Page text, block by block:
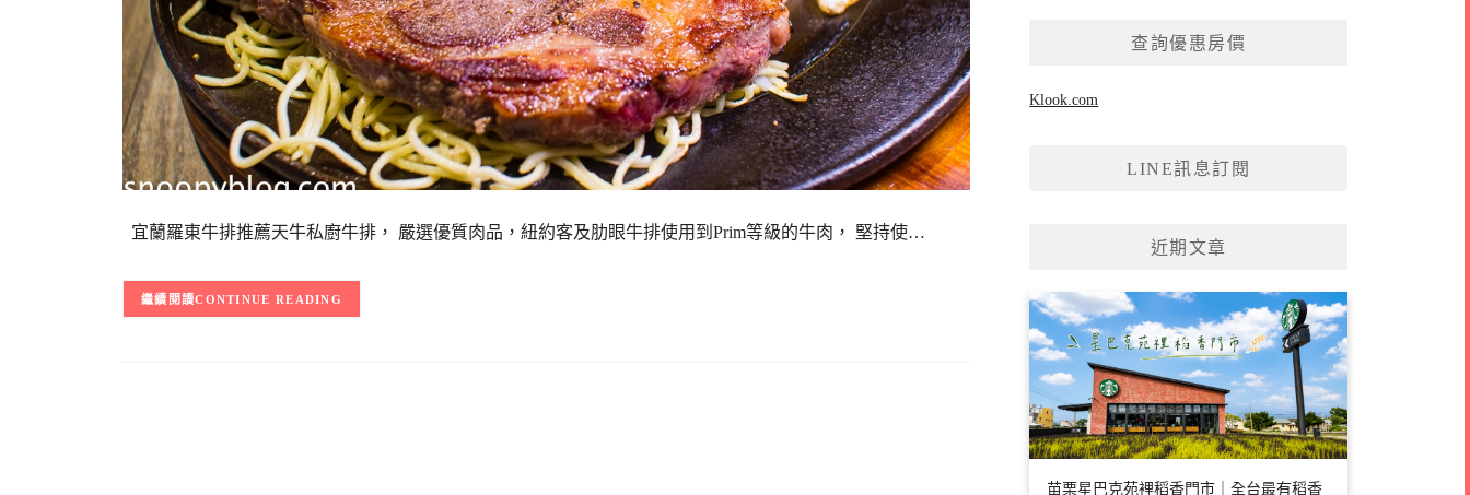
宜蘭羅東牛排推薦天牛私廚牛排， 嚴選優質肉品，紐約客及肋眼牛排使用到Prim等級的牛肉， 堅持使…
CONTINUE READING
查詢優惠房價
Klook.com
LINE訊息訂閱
近期文章
苗栗星巴克苑裡稻香門市｜全台最有稻香